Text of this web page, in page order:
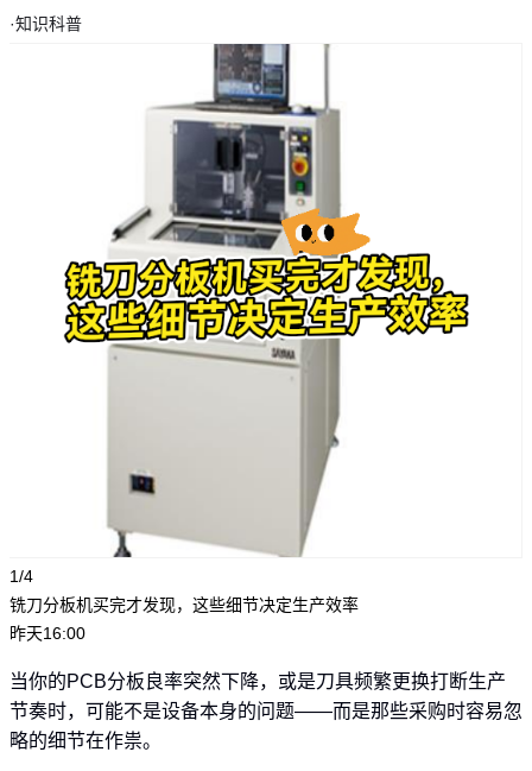
·知识科普
1/4
铣刀分板机买完才发现，这些细节决定生产效率
昨天16:00
当你的PCB分板良率突然下降，或是刀具频繁更换打断生产
节奏时，可能不是设备本身的问题——而是那些采购时容易忽
略的细节在作祟。